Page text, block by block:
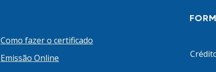
Como fazer o certificado
Emissão Online